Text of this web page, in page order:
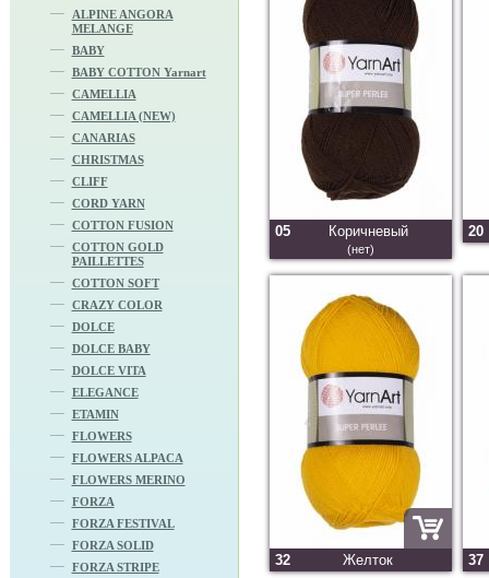
ALPINE ANGORA
MELANGE
BABY
BABY COTTON Yarnart
CAMELLIA
CAMELLIA (NEW)
CANARIAS
CHRISTMAS
CLIFF
CORD YARN
COTTON FUSION
COTTON GOLD
PAILLETTES
COTTON SOFT
CRAZY COLOR
DOLCE
DOLCE BABY
DOLCE VITA
ELEGANCE
ETAMIN
FLOWERS
FLOWERS ALPACA
FLOWERS MERINO
FORZA
FORZA FESTIVAL
FORZA SOLID
FORZA STRIPE
05 Коричневый
(нет)
20
32 Желток 37